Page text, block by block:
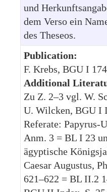
und
dem Verso ein
des Theseos.
Publication:
F. Krebs, BGU I
Additional
Zu Z. 2–3 vgl. W.
U. Wilcken, BGU I
Referate: Papyrus-
Anm. 3 = BL I 23
ägyptische
Caesar Augustus,
621–622 = BL II.2